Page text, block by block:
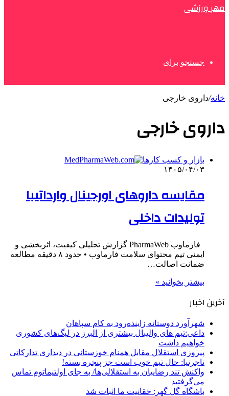
مهر ورزشی
جستجو برای
خانه/داروی خارجی
داروی خارجی
بازار و کسب کارها
۱۴۰۵/۰۴/۰۳
مقایسه داروهای اورجینال وارداتیبا
تولیدات داخلی
فارماوب PharmaWeb گزارش تحلیلی کیفیت، اثربخشی و
ایمنی تیم محتوای سلامت فارماوب • حدود ۸ دقیقه مطالعه
ضمانت اصالت…
بیشتر بخوانید »
آخرین اخبار
شهرآورد دوستانه زاینده‌رود به کام سپاهان
داعی:تیم های والیبال بیشتری از البرز در لیگ‌های کشوری
خواهیم داشت
پیروزی استقلال مقابل همنام خوزستانی در دیداری تدارکاتی
تاجرنیا: حال تیم خوب است جز پنجره بسته!
واکنش تند رضاییان به استقلالی‌ها/ به جای اولتیماتوم تماس
می‌گرفتید
باشگاه گل گهر: حقانیت ما اثبات شد